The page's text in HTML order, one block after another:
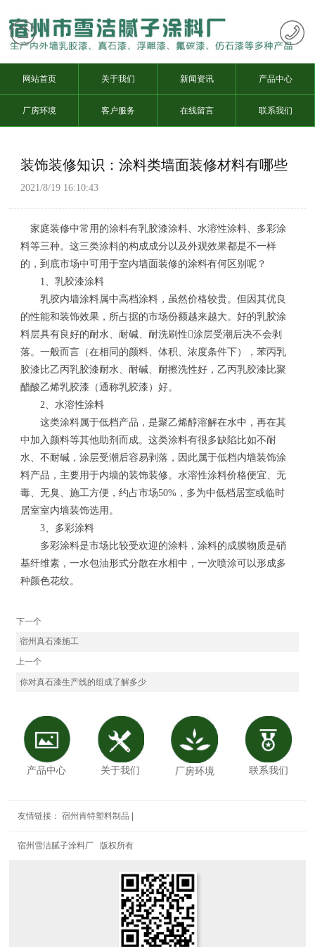
网站首页 关于我们 新闻资讯 产品中心
厂房环境 客户服务 在线留言 联系我们
装饰装修知识：涂料类墙面装修材料有哪些
2021/8/19 16:10:43
家庭装修中常用的涂料有乳胶漆涂料、水溶性涂料、多彩涂
料等三种。这三类涂料的构成成分以及外观效果都是不一样
的，到底市场中可用于室内墙面装修的涂料有何区别呢？
1、乳胶漆涂料
乳胶内墙涂料属中高档涂料，虽然价格较贵。但因其优良
的性能和装饰效果，所占据的市场份额越来越大。好的乳胶涂
料层具有良好的耐水、耐碱、耐洗刷性涂层受潮后决不会剥
落。一般而言（在相同的颜料、体积、浓度条件下），苯丙乳
胶漆比乙丙乳胶漆耐水、耐碱、耐擦洗性好，乙丙乳胶漆比聚
醋酸乙烯乳胶漆（通称乳胶漆）好。
2、水溶性涂料
这类涂料属于低档产品，是聚乙烯醇溶解在水中，再在其
中加入颜料等其他助剂而成。这类涂料有很多缺陷比如不耐
水、不耐碱，涂层受潮后容易剥落，因此属于低档内墙装饰涂
料产品，主要用于内墙的装饰装修。水溶性涂料价格便宜、无
毒、无臭、施工方便，约占市场50%，多为中低档居室或临时
居室室内墙装饰选用。
3、多彩涂料
多彩涂料是市场比较受欢迎的涂料，涂料的成膜物质是硝
基纤维素，一水包油形式分散在水相中，一次喷涂可以形成多
种颜色花纹。
下一个
宿州真石漆施工
上一个
你对真石漆生产线的组成了解多少
产品中心 关于我们 厂房环境 联系我们
友情链接： 宿州肯特塑料制品 |
宿州雪洁腻子涂料厂 版权所有